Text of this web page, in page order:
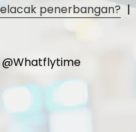
penerbangan? |
@Whatflytime